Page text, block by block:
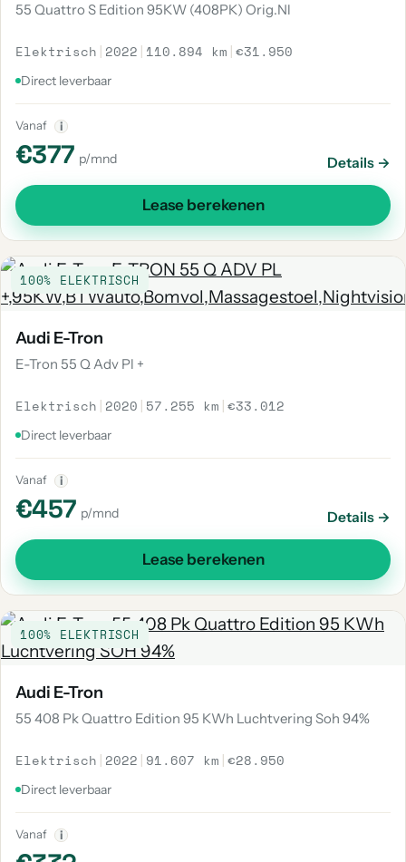
55 Quattro S Edition 95KW (408PK) Orig.Nl
Elektrisch | 2022 | 110.894 km |€31.950
Direct leverbaar
Vanaf i
€377 p/mnd Details →
Lease berekenen
100% ELEKTRISCH
Audi E-Tron
E-Tron 55 Q Adv Pl +
Elektrisch | 2020 | 57.255 km |€33.012
Direct leverbaar
Vanaf i
€457 p/mnd Details →
Lease berekenen
100% ELEKTRISCH
Audi E-Tron
55 408 Pk Quattro Edition 95 KWh Luchtvering Soh 94%
Elektrisch | 2022 | 91.607 km |€28.950
Direct leverbaar
Vanaf i